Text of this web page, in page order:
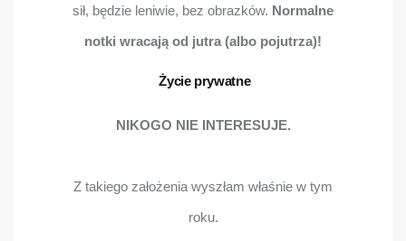
sił, będzie leniwie, bez obrazków. Normalne
notki wracają od jutra (albo pojutrza)!
Życie prywatne
NIKOGO NIE INTERESUJE.
Z takiego założenia wyszłam właśnie w tym
roku.